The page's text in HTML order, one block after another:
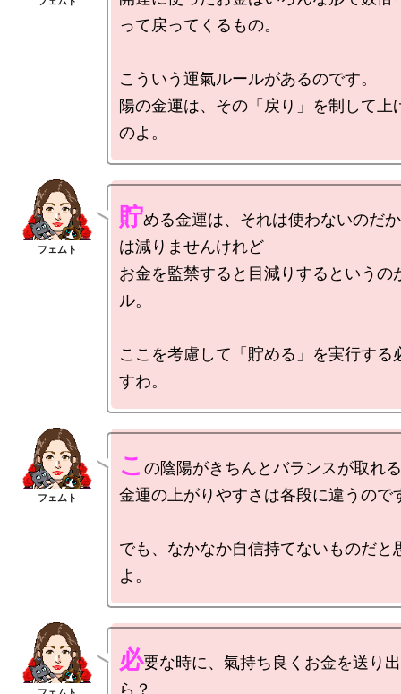
って戻ってくるもの。
こういう運氣ルールがあるのです。
陽の金運は、その「戻り」を制して上
貯める金運は、それは使わないのだ
は減りませんけれど
お金を監禁すると目減りするというの
ル。
ここを考慮して「貯める」を実行する
こ の陰陽がきちんとバランスが取れ
金運の上がりやすさは各段に違うので
でも、なかなか自信持てないものだと
必要な時に、氣持ち良くお金を送り
ら？